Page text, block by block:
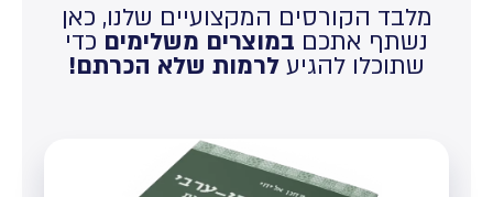
מלבד הקורסים המקצועיים שלנו, כאן
נשתף אתכם במוצרים משלימים כדי
שתוכלו להגיע לרמות שלא הכרתם!